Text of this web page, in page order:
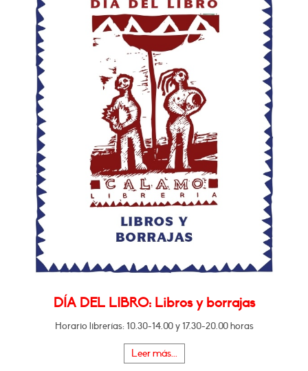
DÍA DEL LIBRO: Libros y borrajas
Horario librerías: 10.30-14.00 y 17.30-20.00 horas
Leer más...